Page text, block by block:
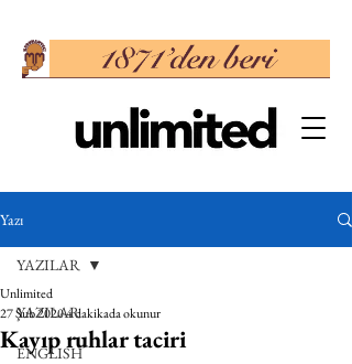
Yazı
YAZILAR
ENGLISH
YAZILAR
Kayıp ruhlar taciri
Unlimited
27 Şub 20204 dakikada okunur